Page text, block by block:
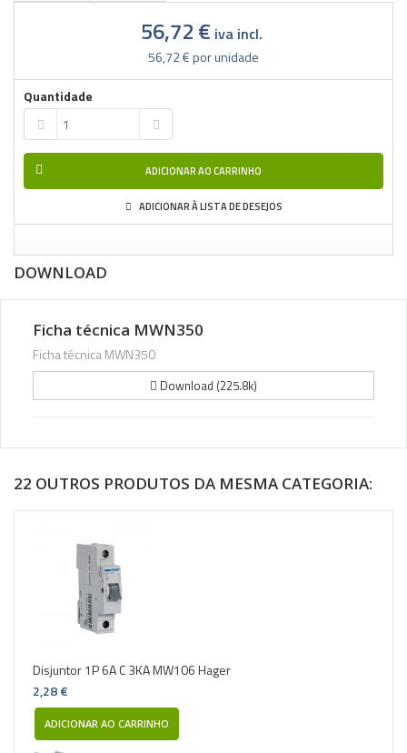
56,72 € iva incl.
56,72 €por unidade
Quantidade
ADICIONAR AO CARRINHO
ADICIONAR À LISTA DE DESEJOS
DOWNLOAD
Ficha técnica MWN350
Ficha técnica MWN350
Download (225.8k)
22 OUTROS PRODUTOS DA MESMA CATEGORIA:
Disjuntor 1P 6A C 3KA MW106 Hager
2,28 €
ADICIONAR AO CARRINHO